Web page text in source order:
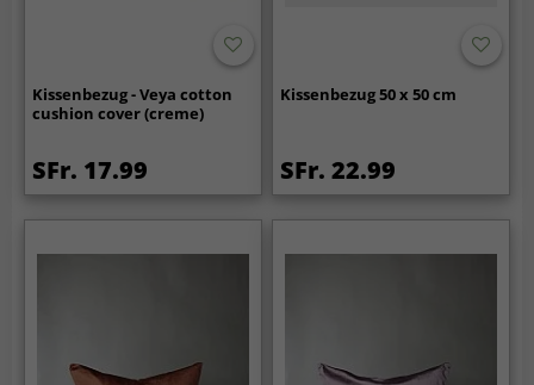
Kissenbezug - Veya cotton
cushion cover (creme)
SFr. 17.99
Kissenbezug 50 x 50 cm
SFr. 22.99